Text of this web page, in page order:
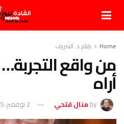
Home بقلم د. الشريف
من واقع
أراه
by منال فتحي 2 نوفمبر، 2025